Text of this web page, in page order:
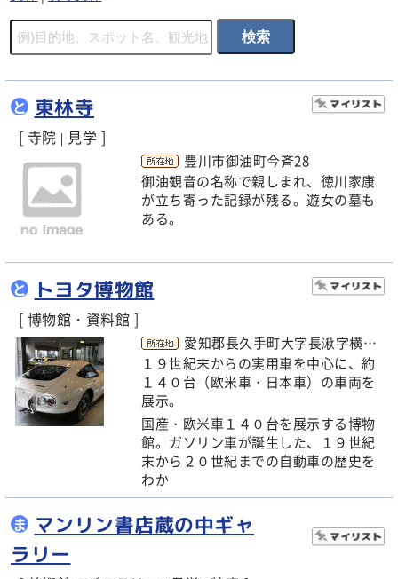
と 東林寺
[ 寺院 | 見学 ]
豊川市御油町今斉28
御油観音の名称で親しまれ、徳川家康
が立ち寄った記録が残る。遊女の墓も
ある。
と トヨタ博物館
[ 博物館・資料館 ]
愛知郡長久手町大字長湫字横道41-100
１９世紀末からの実用車を中心に、約
１４０台（欧米車・日本車）の車両を
展示。
国産・欧米車１４０台を展示する博物
館。ガソリン車が誕生した、１９世紀
末から２０世紀までの自動車の歴史を
わか
ま マンリン書店蔵の中ギャ
ラリー